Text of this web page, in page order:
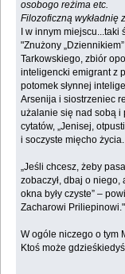
osobogo reżima etc.
Filozoficzną wykładnię
I w innym miejscu...taki
"Znużony
Tarkowskiego, zbiór
inteligencki emigrant z
potomek słynnej
Arsenija i siostrzeniec
użalanie się nad sobą i
cytatów, „Jenisej,
i soczyste mięcho życia.
„Jeśli chcesz, żeby
zobaczył, dbaj o niego,
okna były czyste” –
Zacharowi Priliepinowi."
W ogóle niczego o tym
Ktoś może